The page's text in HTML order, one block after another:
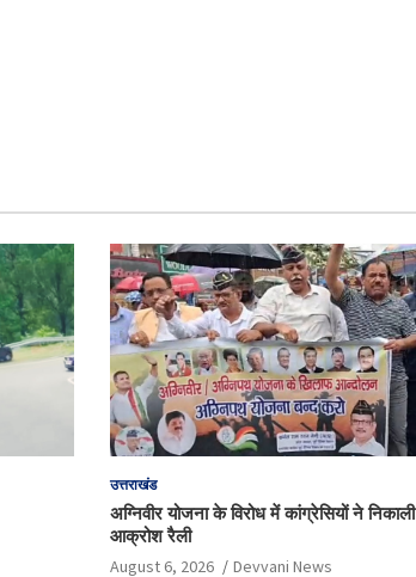
उत्तराखंड
अग्निवीर योजना के विरोध में कांग्रेसियों ने निकाली
आक्रोश रैली
August 6, 2026 Devvani News